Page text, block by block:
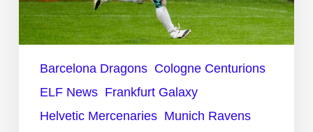
Barcelona Dragons Cologne Centurions
ELF News Frankfurt Galaxy
Helvetic Mercenaries Munich Ravens